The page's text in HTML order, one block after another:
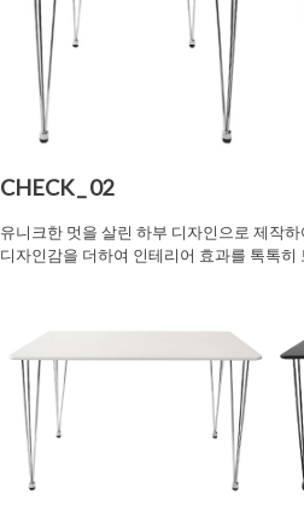
CHECK _ 02
유니크한 멋을 살린 하부 디자인으로 제작
디자인감을 더하여 인테리어 효과를 톡톡히